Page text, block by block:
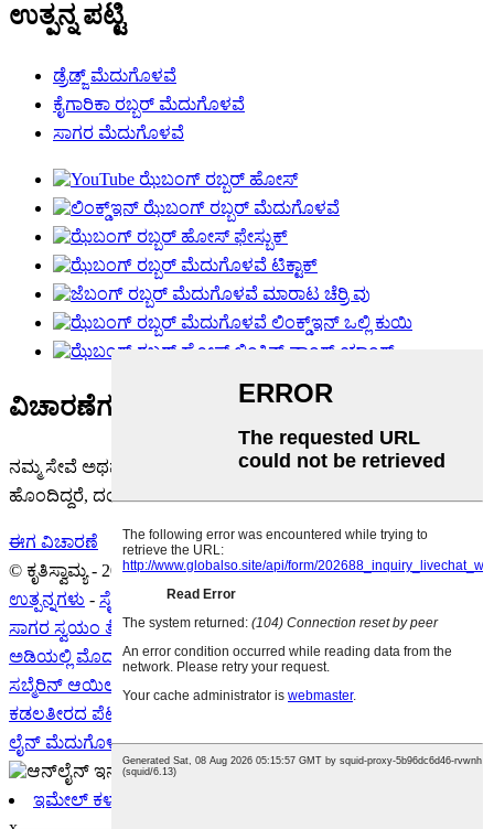
ಉತ್ಪನ್ನ ಪಟ್ಟಿ
ಡ್ರೆಡ್ಜ್ ಮೆದುಗೊಳವೆ
ಕೈಗಾರಿಕಾ ರಬ್ಬರ್ ಮೆದುಗೊಳವೆ
ಸಾಗರ ಮೆದುಗೊಳವೆ
ವಿಚಾರಣೆಗಳನ್ನು ಕಳುಹಿಸಲಾಗುತ್ತಿದೆ
ನಮ್ಮ ಸೇವೆ ಅಥವಾ ಉತ್ಪನ್ನಗಳ ಕುರಿತು ನೀವು ಯಾವುದೇ ಪ್ರಶ್ನೆಗಳನ್ನು
ಹೊಂದಿದ್ದರೆ, ದಯವಿಟ್ಟು ನಮ್ಮನ್ನು ಸಂಪರ್ಕಿಸಿ
ಈಗ ವಿಚಾರಣೆ
© ಕೃತಿಸ್ವಾಮ್ಯ - 2003-2024 : ಎಲ್ಲಾ ಹಕ್ಕುಗಳನ್ನು ಕಾಯ್ದಿರಿಸಲಾಗಿದೆ.ಬಿಸಿ
ಉತ್ಪನ್ನಗಳು - ಸೈಟ್ಮ್ಯಾಪ್
ಸಾಗರ ಸ್ವಯಂ ತೇಲುವ ಮೆದುಗೊಳವೆ,ಬಾಯ್ ಜಲಾಂತರ್ಗಾಮಿ ಹೋಸ್
ಅಡಿಯಲ್ಲಿ ಮೊದಲ ಆಫ್ ಪ್ಲೆಮ್/ಮೊದಲ,ಸಿಂಗಲ್ ಕಾರ್ಕ್ಯಾಸ್ ಮೇನ್ಲೈನ್ ​​
ಸಬ್ಮೆರಿನ್ ಆಯಿಲ್ ಮೆದುಗೊಳವೆ
ಕಡಲತೀರದ ಪೆಟ್ರೋಲಿಯಂ ತೈಲ ವಿತರಣಾ ಮೆದುಗೊಳವೆ
ಲೈನ್ ಮೆದುಗೊಳವೆ,
ಇಮೇಲ್ ಕಳುಹಿಸಿ